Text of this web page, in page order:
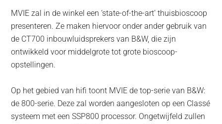
MVIE zal in de winkel een ‘state-of-the-art’ thuisbioscoop
presenteren. Ze maken hiervoor onder ander gebruik van
de CT700 inbouwluidsprekers van B&W, die zijn
ontwikkeld voor middelgrote tot grote bioscoop-
opstellingen.
Op het gebied van hifi toont MVIE de top-serie van B&W:
de 800-serie. Deze zal worden aangesloten op een Classé
systeem met een SSP800 processor. Ongetwijfeld zullen